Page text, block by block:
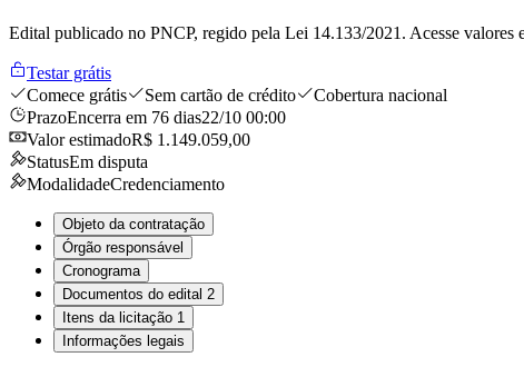
Edital publicado no PNCP, regido pela Lei 14.133/2021. Acesse valores
Testar grátis
Comece grátis
Sem cartão de crédito
Cobertura nacional
PrazoEncerra em 76 dias22/10 00:00
Valor estimadoR$ 1.149.059,00
StatusEm disputa
ModalidadeCredenciamento
Objeto da contratação
Órgão responsável
Cronograma
Documentos do edital 2
Itens da licitação 1
Informações legais